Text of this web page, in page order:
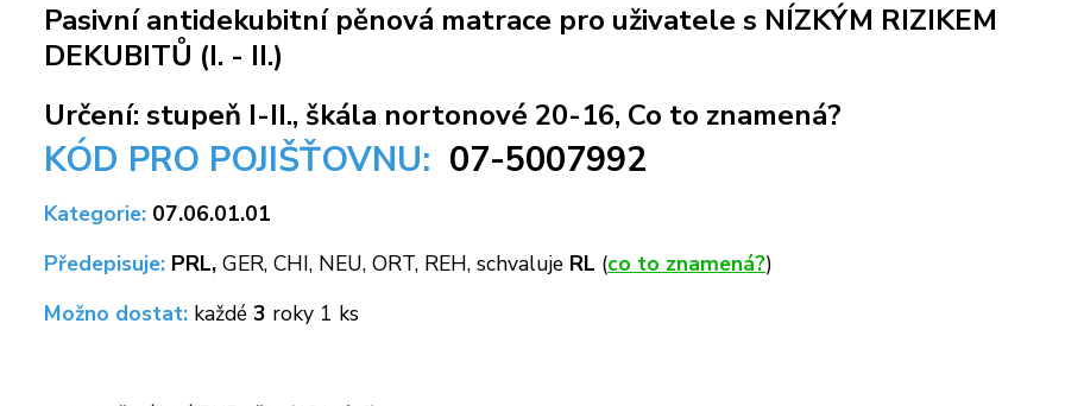
Pasivní antidekubitní pěnová matrace pro uživatele s NÍZKÝM RIZIKEM
DEKUBITŮ (I. - II.)
Určení: stupeň I-II., škála nortonové 20-16, Co to znamená?
KÓD PRO POJIŠŤOVNU: 07-5007992
Kategorie: 07.06.01.01
Předepisuje: PRL, GER, CHI, NEU, ORT, REH, schvaluje RL (co to znamená?)
Možno dostat: každé 3 roky 1 ks